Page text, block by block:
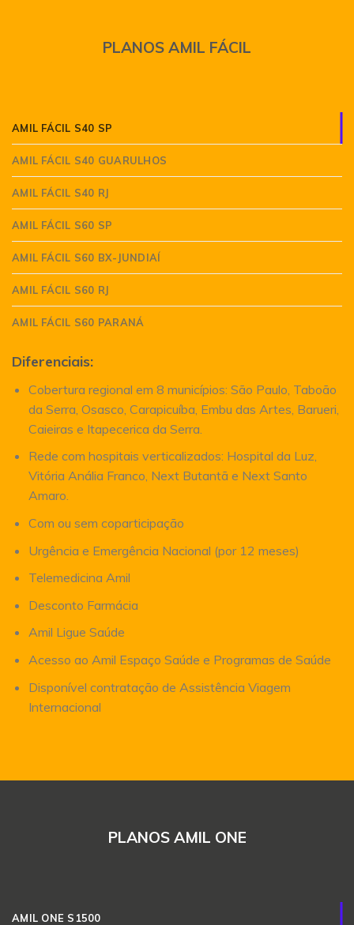
PLANOS AMIL FÁCIL
AMIL FÁCIL S40 SP
AMIL FÁCIL S40 GUARULHOS
AMIL FÁCIL S40 RJ
AMIL FÁCIL S60 SP
AMIL FÁCIL S60 BX-JUNDIAÍ
AMIL FÁCIL S60 RJ
AMIL FÁCIL S60 PARANÁ
Diferenciais:
Cobertura regional em 8 municípios: São Paulo, Taboão
da Serra, Osasco, Carapicuíba, Embu das Artes, Barueri,
Caieiras e Itapecerica da Serra.
Rede com hospitais verticalizados: Hospital da Luz,
Vitória Anália Franco, Next Butantã e Next Santo
Amaro.
Com ou sem coparticipação
Urgência e Emergência Nacional (por 12 meses)
Telemedicina Amil
Desconto Farmácia
Amil Ligue Saúde
Acesso ao Amil Espaço Saúde e Programas de Saúde
Disponível contratação de Assistência Viagem
Internacional
PLANOS AMIL ONE
AMIL ONE S1500